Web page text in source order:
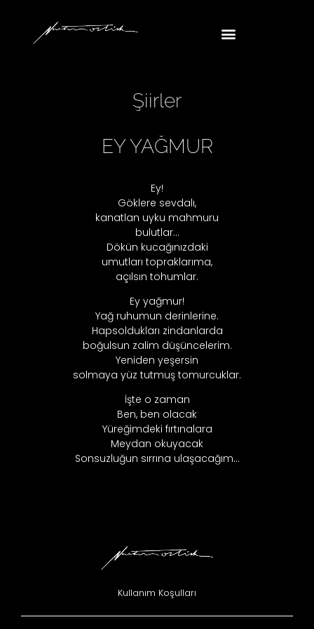
Şiirler
EY YAĞMUR
Ey!
Göklere sevdalı,
kanatlan uyku mahmuru
bulutlar…
Dökün kucağınızdaki
umutları topraklarıma,
açılsın tohumlar.
Ey yağmur!
Yağ ruhumun derinlerine.
Hapsoldukları zindanlarda
boğulsun zalim düşüncelerim.
Yeniden yeşersin
solmaya yüz tutmuş tomurcuklar.
İşte o zaman
Ben, ben olacak
Yüreğimdeki fırtınalara
Meydan okuyacak
Sonsuzluğun sırrına ulaşacağım…
Kullanım Koşulları